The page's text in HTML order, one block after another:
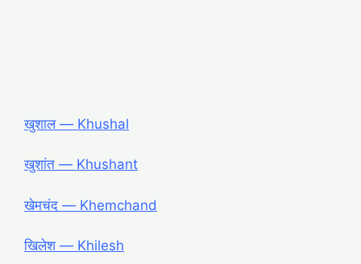
खुशाल ― Khushal
खुशांत ― Khushant
खेमचंद ― Khemchand
खिलेश ― Khilesh